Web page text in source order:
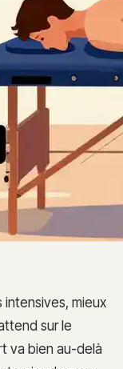
intensives, mieux
sur le
va bien au-delà